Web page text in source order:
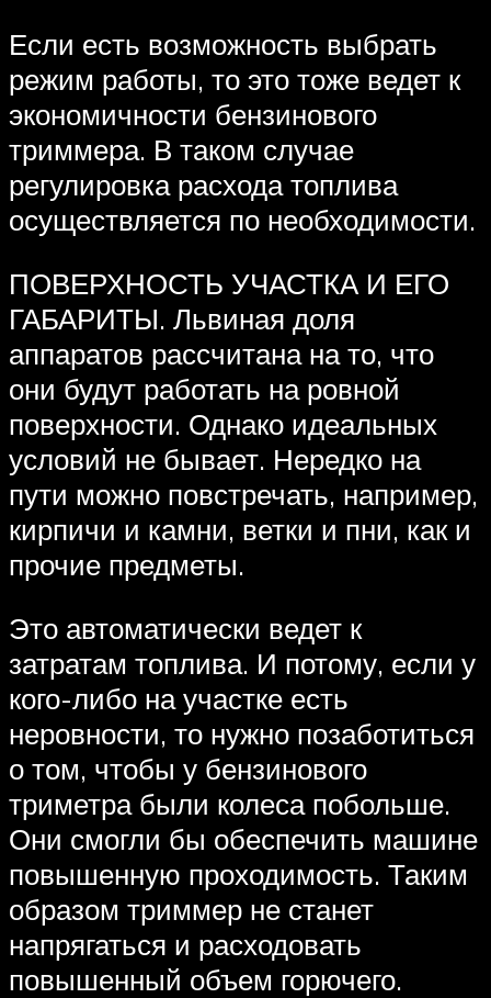
Если есть возможность выбрать
режим работы, то это тоже ведет к
экономичности бензинового
триммера. В таком случае
регулировка расхода топлива
осуществляется по необходимости.
ПОВЕРХНОСТЬ УЧАСТКА И ЕГО
ГАБАРИТЫ. Львиная доля
аппаратов рассчитана на то, что
они будут работать на ровной
поверхности. Однако идеальных
условий не бывает. Нередко на
пути можно повстречать, например,
кирпичи и камни, ветки и пни, как и
прочие предметы.
Это автоматически ведет к
затратам топлива. И потому, если у
кого-либо на участке есть
неровности, то нужно позаботиться
о том, чтобы у бензинового
триметра были колеса побольше.
Они смогли бы обеспечить машине
повышенную проходимость. Таким
образом триммер не станет
напрягаться и расходовать
повышенный объем горючего.